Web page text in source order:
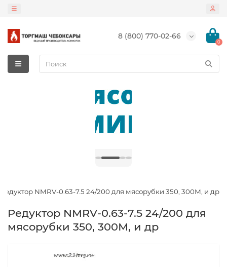
8 (800) 770-02-66
0
Редуктор NMRV-0.63-7.5 24/200 для мясорубки 350, 300М, и др
Редуктор NMRV-0.63-7.5 24/200 для
мясорубки 350, 300М, и др